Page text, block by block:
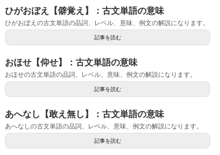
ひがおぼえ【僻覚え】：古文単語の意味
ひがおぼえの古文単語の品詞、レベル、意味、例文の解説になります。
記事を読む
おほせ【仰せ】：古文単語の意味
おほせの古文単語の品詞、レベル、意味、例文の解説になります。
記事を読む
あへなし【敢え無し】：古文単語の意味
あへなしの古文単語の品詞、レベル、意味、例文の解説になります。
記事を読む